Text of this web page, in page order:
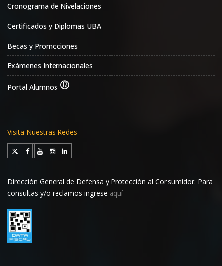
Cronograma de Nivelaciones
Certificados y Diplomas UBA
Becas y Promociones
Exámenes Internacionales
Portal Alumnos
Visita Nuestras Redes
Dirección General de Defensa y Protección al Consumidor. Para
consultas y/o reclamos ingrese aquí